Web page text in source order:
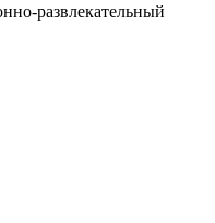
развлекательный